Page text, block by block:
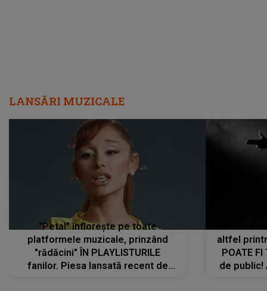
LANSĂRI MUZICALE
"Petal" înflorește pe toate
platformele muzicale, prinzând
"rădăcini" ÎN PLAYLISTURILE
fanilor. Piesa lansată recent de
altfel
POATE FI
de public!